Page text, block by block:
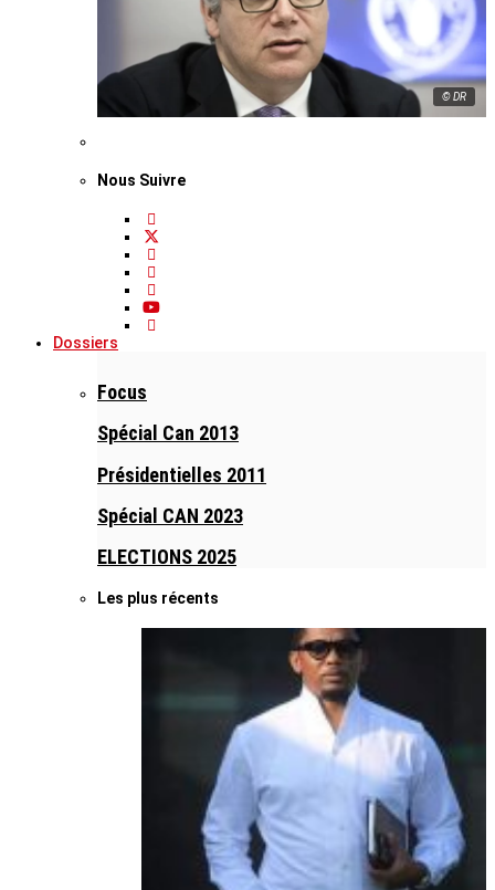
© DR
Nous Suivre
Dossiers
Focus
Spécial Can 2013
Présidentielles 2011
Spécial CAN 2023
ELECTIONS 2025
Les plus récents